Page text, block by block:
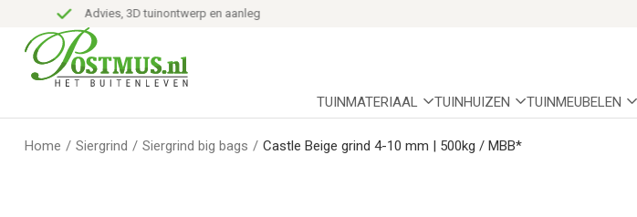
Advies, 3D tuinontwerp en aanleg
TUINMATERIAAL TUINHUIZEN TUINMEUBELEN
Home / Siergrind / Siergrind big bags / Castle Beige grind 4-10 mm | 500kg / MBB*